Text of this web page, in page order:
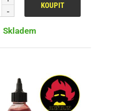
KOUPIT
Skladem